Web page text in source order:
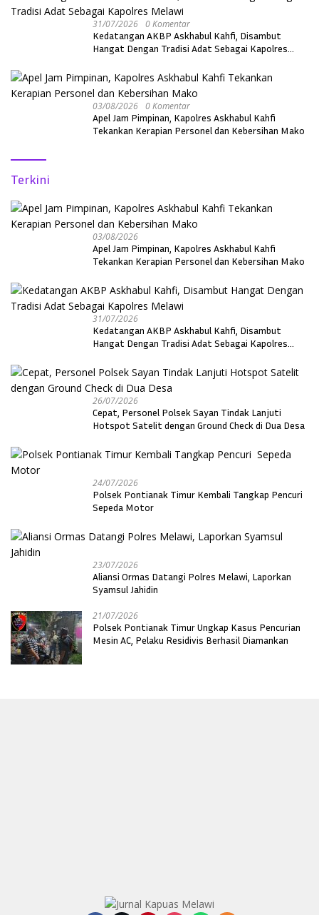
31/07/2026 0 Komentar
Kedatangan AKBP Askhabul Kahfi, Disambut
Hangat Dengan Tradisi Adat Sebagai Kapolres
03/08/2026 0 Komentar
Apel Jam Pimpinan, Kapolres Askhabul Kahfi
Tekankan Kerapian Personel dan Kebersihan Mako
Terkini
03/08/2026
Apel Jam Pimpinan, Kapolres Askhabul Kahfi
Tekankan Kerapian Personel dan Kebersihan Mako
31/07/2026
Kedatangan AKBP Askhabul Kahfi, Disambut
Hangat Dengan Tradisi Adat Sebagai Kapolres
26/07/2026
Cepat, Personel Polsek Sayan Tindak Lanjuti
Hotspot Satelit dengan Ground Check di Dua Desa
24/07/2026
Polsek Pontianak Timur Kembali Tangkap Pencuri
Sepeda Motor
23/07/2026
Aliansi Ormas Datangi Polres Melawi, Laporkan
Syamsul Jahidin
21/07/2026
Polsek Pontianak Timur Ungkap Kasus Pencurian
Mesin AC, Pelaku Residivis Berhasil Diamankan